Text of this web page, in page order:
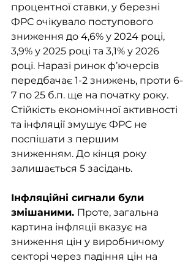
процентної ставки, у березні
ФРС очікувало поступового
зниження до 4,6% у 2024 році,
3,9% у 2025 році та 3,1% у 2026
році. Наразі ринок ф’ючерсів
передбачає 1-2 знижень, проти 6-
7 по 25 б.п. ще на початку року.
Стійкість економічної активності
та інфляції змушує ФРС не
поспішати з першим
зниженням. До кінця року
залишається 5 засідань.
Інфляційні сигнали були
змішаними. Проте, загальна
картина інфляції вказує на
зниження цін у виробничому
секторі через падіння цін на